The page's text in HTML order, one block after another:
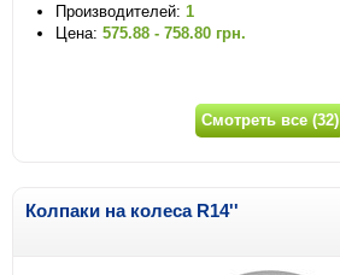
Производителей: 1
Цена: 575.88 - 758.80 грн.
Смотреть все (32)
Колпаки на колеса R14''